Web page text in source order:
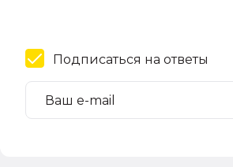
Подписаться на ответы